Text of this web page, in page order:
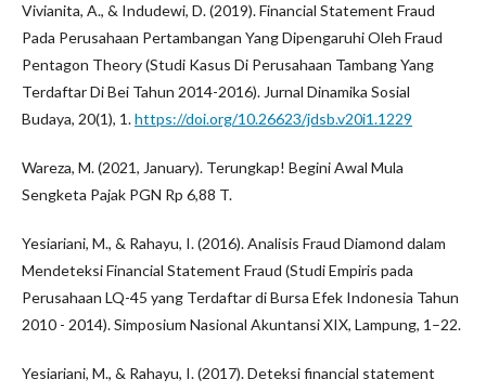
Vivianita, A., & Indudewi, D. (2019). Financial Statement Fraud
Pada Perusahaan Pertambangan Yang Dipengaruhi Oleh Fraud
Pentagon Theory (Studi Kasus Di Perusahaan Tambang Yang
Terdaftar Di Bei Tahun 2014-2016). Jurnal Dinamika Sosial
Budaya, 20(1), 1.https://doi.org/10.26623/jdsb.v20i1.1229
Wareza, M. (2021, January). Terungkap! Begini Awal Mula
Sengketa Pajak PGN Rp 6,88 T.
Yesiariani, M., & Rahayu, I. (2016). Analisis Fraud Diamond dalam
Mendeteksi Financial Statement Fraud (Studi Empiris pada
Perusahaan LQ-45 yang Terdaftar di Bursa Efek Indonesia Tahun
2010 - 2014). Simposium Nasional Akuntansi XIX, Lampung, 1–22.
Yesiariani, M., & Rahayu, I. (2017). Deteksi financial statement